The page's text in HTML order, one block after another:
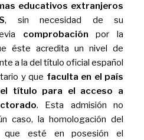
educativos extranjeros
, sin necesidad de su
comprobación por la
éste acredita un nivel de
a la del título oficial español
y que faculta en el país
título para el acceso a
. Esta admisión no
caso, la homologación del
esté en posesión el